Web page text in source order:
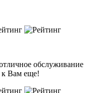
обслуживание
к Вам еще!